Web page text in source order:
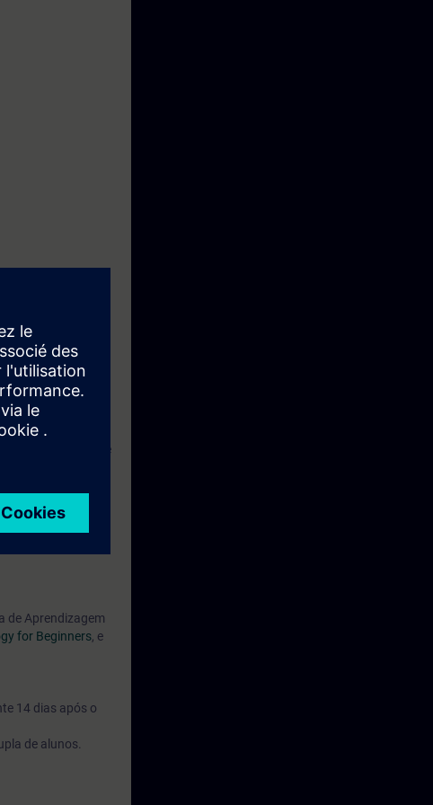
de controle de
7 da Siemens”.
de Aprendizagem
for Beginners, e
14 dias após o
de alunos.